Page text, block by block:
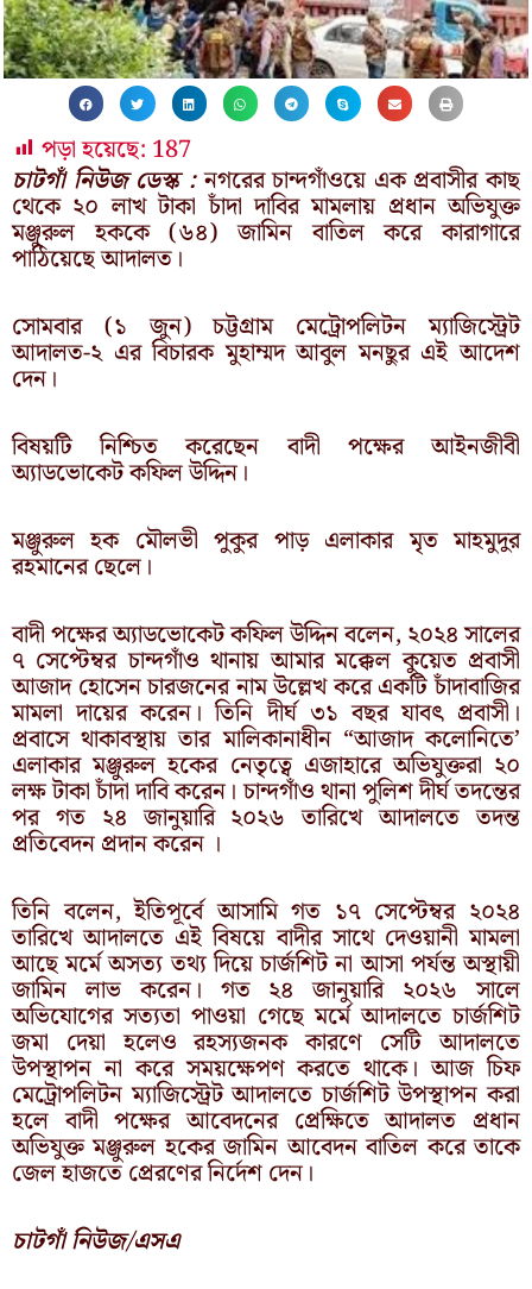
পড়া হয়েছে: 187
চাটগাঁ নিউজ ডেস্ক :নগরের চান্দগাঁওয়ে এক প্রবাসীর কাছ
থেকে ২০ লাখ টাকা চাঁদা দাবির মামলায় প্রধান অভিযুক্ত
মঞ্জুরুল হককে (৬৪) জামিন বাতিল করে কারাগারে
পাঠিয়েছে আদালত।
সোমবার (১ জুন) চট্টগ্রাম মেট্রোপলিটন ম্যাজিস্ট্রেট
আদালত-২ এর বিচারক মুহাম্মদ আবুল মনছুর এই আদেশ
দেন।
বিষয়টি নিশ্চিত করেছেন বাদী পক্ষের আইনজীবী
অ্যাডভোকেট কফিল উদ্দিন।
মঞ্জুরুল হক মৌলভী পুকুর পাড় এলাকার মৃত মাহমুদুর
রহমানের ছেলে।
বাদী পক্ষের অ্যাডভোকেট কফিল উদ্দিন বলেন, ২০২৪ সালের
৭ সেপ্টেম্বর চান্দগাঁও থানায় আমার মক্কেল কুয়েত প্রবাসী
আজাদ হোসেন চারজনের নাম উল্লেখ করে একটি চাঁদাবাজির
মামলা দায়ের করেন। তিনি দীর্ঘ ৩১ বছর যাবৎ প্রবাসী।
প্রবাসে থাকাবস্থায় তার মালিকানাধীন “আজাদ কলোনিতে’
এলাকার মঞ্জুরুল হকের নেতৃত্বে এজাহারে অভিযুক্তরা ২০
লক্ষ টাকা চাঁদা দাবি করেন। চান্দগাঁও থানা পুলিশ দীর্ঘ তদন্তের
পর গত ২৪ জানুয়ারি ২০২৬ তারিখে আদালতে তদন্ত
প্রতিবেদন প্রদান করেন ।
তিনি বলেন, ইতিপূর্বে আসামি গত ১৭ সেপ্টেম্বর ২০২৪
তারিখে আদালতে এই বিষয়ে বাদীর সাথে দেওয়ানী মামলা
আছে মর্মে অসত্য তথ্য দিয়ে চার্জশিট না আসা পর্যন্ত অস্থায়ী
জামিন লাভ করেন। গত ২৪ জানুয়ারি ২০২৬ সালে
অভিযোগের সত্যতা পাওয়া গেছে মর্মে আদালতে চার্জশিট
জমা দেয়া হলেও রহস্যজনক কারণে সেটি আদালতে
উপস্থাপন না করে সময়ক্ষেপণ করতে থাকে। আজ চিফ
মেট্রোপলিটন ম্যাজিস্ট্রেট আদালতে চার্জশিট উপস্থাপন করা
হলে বাদী পক্ষের আবেদনের প্রেক্ষিতে আদালত প্রধান
অভিযুক্ত মঞ্জুরুল হকের জামিন আবেদন বাতিল করে তাকে
জেল হাজতে প্রেরণের নির্দেশ দেন।
চাটগাঁ নিউজ/এসএ